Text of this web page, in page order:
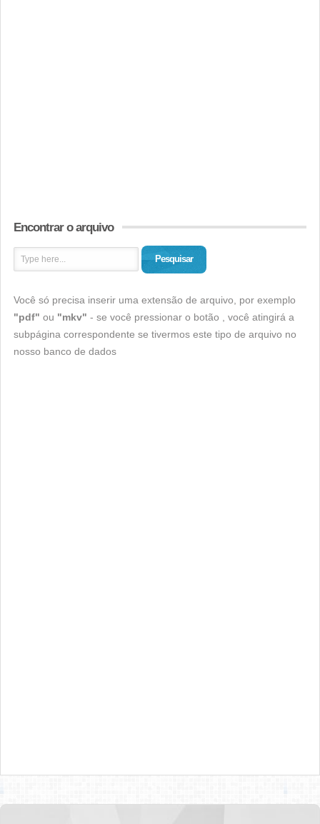
Encontrar o arquivo
Pesquisar
Você só precisa inserir uma extensão de arquivo, por exemplo
"pdf" ou "mkv" - se você pressionar o botão , você atingirá a
subpágina correspondente se tivermos este tipo de arquivo no
nosso banco de dados